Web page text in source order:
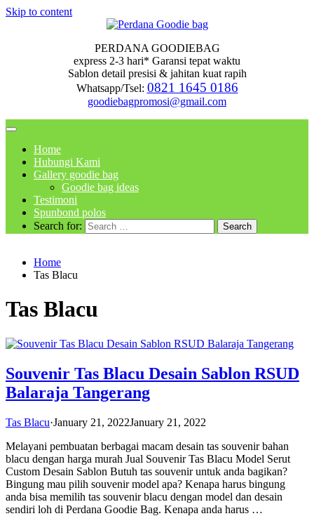
Skip to content
PERDANA GOODIEBAG
express 2-3 hari* Garansi tepat waktu
Sablon detail presisi & jahitan kuat rapih
Whatsapp/Tsel: 0821 1645 0186
goodiebagpromosi@gmail.com
Home
Hubungi Kami
Gallery goodie bag
Goodie bag ideas
Testimoni
Spunbond polos
Search for:
Home
Tas Blacu
Tas Blacu
Souvenir Tas Blacu Desain Sablon RSUD
Balaraja Tangerang
Tas Blacu·January 21, 2022January 21, 2022
Melayani pembuatan berbagai macam desain tas souvenir bahan
blacu dengan harga murah Jual Souvenir Tas Blacu Model Serut
Custom Desain Sablon Butuh tas souvenir untuk anda bagikan?
Bingung mau pilih souvenir model apa? Kenapa harus bingung
anda bisa memilih tas souvenir blacu dengan model dan desain
sendiri loh di Perdana Goodie Bag. Kenapa anda harus …